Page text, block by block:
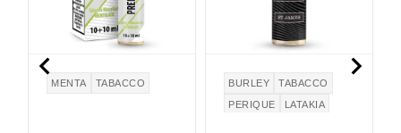
MENTA TABACCO BURLEY
TABACCO
PERIQUE
LATAKIA
 